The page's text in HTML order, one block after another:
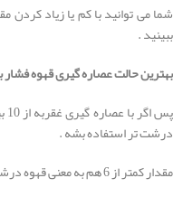
شما می توانید با کم یا زیاد کردن
ببینید .
بهترین حالت عصاره گیری قهوه فشار بین 6 تا 10
درشت تر استفاده بشه .
مقدار کمتر از 6 هم به معنی قهوه درشت یا مقدار کم قهوه نسبت به ساز بسکت است .